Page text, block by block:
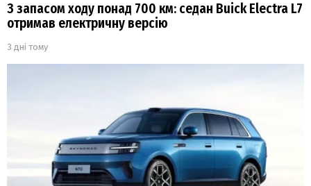
З запасом ходу понад 700 км: седан Buick Electra L7
отримав електричну версію
3 дні тому